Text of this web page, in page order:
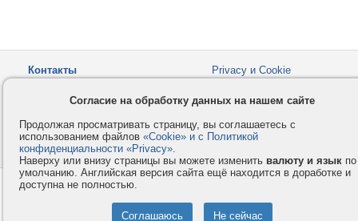
Контакты
Privacy и Cookie
Как оплатить
Форумы
© 2008-2026VMESTE.EU
Согласие на обработку данных на нашем сайте
Продолжая просматривать страницу, вы соглашаетесь с
использованием файлов «Cookie» и с Политикой
конфиденциальности «Privacy».
Наверху или внизу страницы вы можете изменить валюту и язык по
умолчанию. Английская версия сайта ещё находится в доработке и
доступна не полностью.